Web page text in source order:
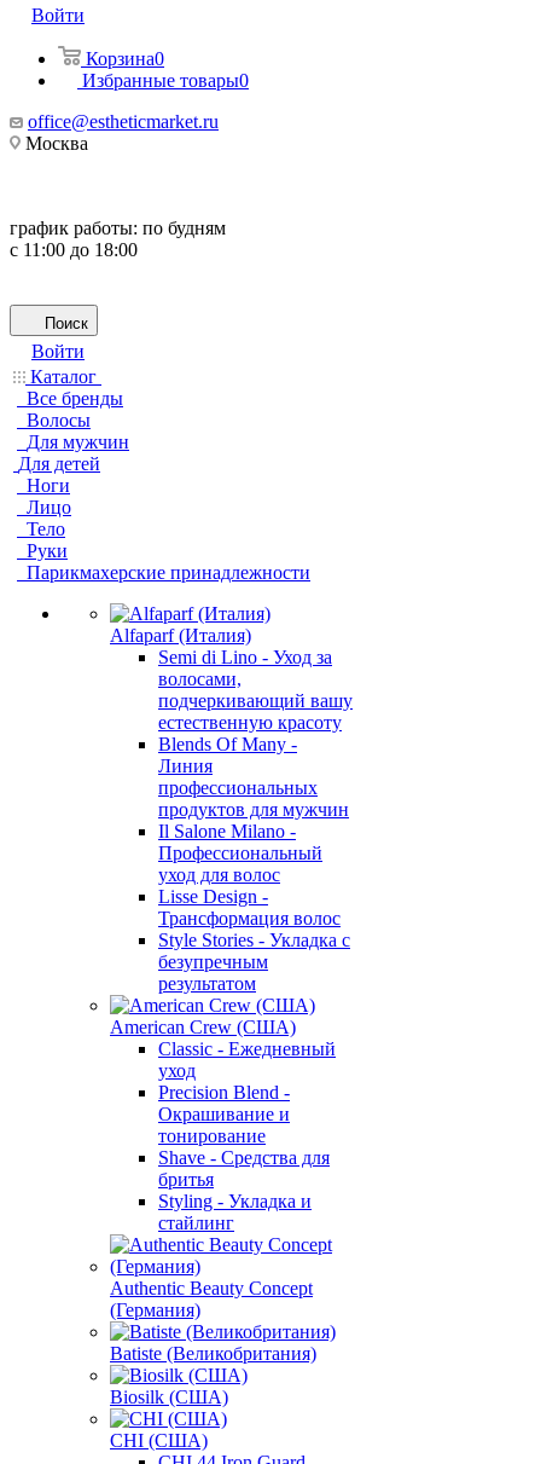
Войти
Корзина0
Избранные товары0
office@estheticmarket.ru
Москва
график работы: по будням
с 11:00 до 18:00
Поиск
Войти
Каталог
Все бренды
Волосы
Для мужчин
Для детей
Ноги
Лицо
Тело
Руки
Парикмахерские принадлежности
Alfaparf (Италия)
Semi di Lino - Уход за
волосами,
подчеркивающий вашу
естественную красоту
Blends Of Many -
Линия
профессиональных
продуктов для мужчин
Il Salone Milano -
Профессиональный
уход для волос
Lisse Design -
Трансформация волос
Style Stories - Укладка с
безупречным
результатом
American Crew (США)
Classic - Ежедневный
уход
Precision Blend -
Окрашивание и
тонирование
Shave - Средства для
бритья
Styling - Укладка и
стайлинг
Authentic Beauty Concept
(Германия)
Batiste (Великобритания)
Biosilk (США)
CHI (США)